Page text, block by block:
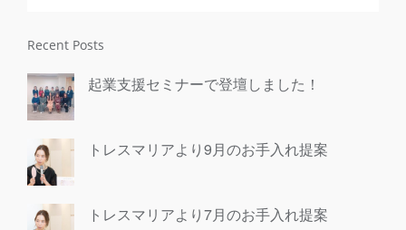
Recent Posts
起業支援セミナーで登壇しました！
トレスマリアより9月のお手入れ提案
トレスマリアより7月のお手入れ提案